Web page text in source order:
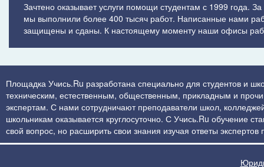
Зачтено оказывает услуги помощи студентам с 1999 года.
мы выполнили более 400 тысяч работ. Написанные нами
защищены и сданы. К настоящему моменту наши офисы
Площадка Учись.Ru разработана специально для студентов и
техническим, естественным, общественным, прикладным и
экспертам. С нами сотрудничают преподаватели школ,
школьникам оказывается круглосуточно. С Учись.Ru обучение
свой вопрос, но расширить свои знания изучая ответы